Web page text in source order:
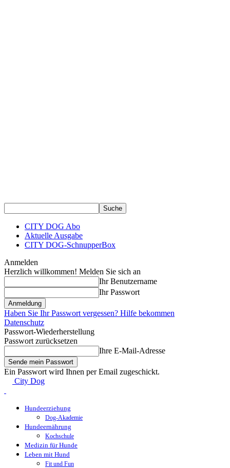
CITY DOG Abo
Aktuelle Ausgabe
CITY DOG-SchnupperBox
Anmelden
Herzlich willkommen! Melden Sie sich an
Ihr Benutzername
Ihr Passwort
Haben Sie Ihr Passwort vergessen? Hilfe bekommen
Datenschutz
Passwort-Wiederherstellung
Passwort zurücksetzen
Ihre E-Mail-Adresse
Ein Passwort wird Ihnen per Email zugeschickt.
City Dog
Hundeerziehung
Dog-Akademie
Hundeernährung
Kochschule
Medizin für Hunde
Leben mit Hund
Fit und Fun